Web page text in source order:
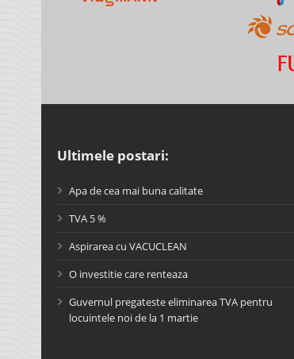
Ultimele postari:
Apa de cea mai buna calitate
TVA 5 %
Aspirarea cu VACUCLEAN
O investitie care renteaza
Guvernul pregateste eliminarea TVA pentru
locuintele noi de la 1 martie